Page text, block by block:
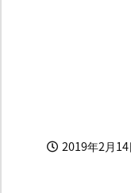
2019年2月14